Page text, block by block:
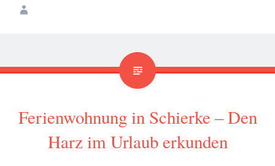
Ferienwohnung in Schierke – Den
Harz im Urlaub erkunden